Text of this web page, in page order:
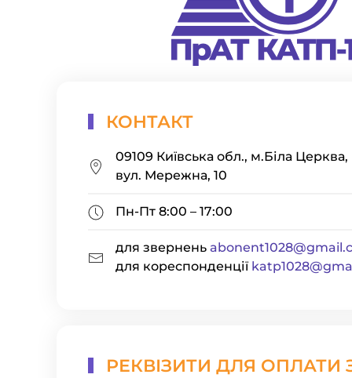
КОНТАКТ
09109 Київська обл., м.Біла Церква,
вул. Мережна, 10
Пн-Пт 8:00 – 17:00
для звернень
для кореспонденції
РЕКВІЗИТИ ДЛЯ ОПЛАТИ